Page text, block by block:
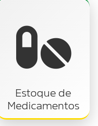
Estoque de
Medicamentos